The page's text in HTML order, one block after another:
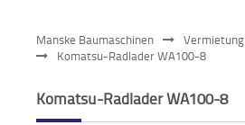
Kommunaltechnik
Anbaugeräte
Manske Baumaschinen
Vermietung
Komatsu-Radlader WA100-8
Komatsu-Radlader WA100-8